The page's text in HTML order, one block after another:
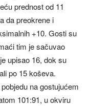
prednost od 11
da preokrene i
+10. Gosti su
tim je sačuvao
upisao 16, dok su
po 15 koševa.
na gostujućem
101:91, u okviru